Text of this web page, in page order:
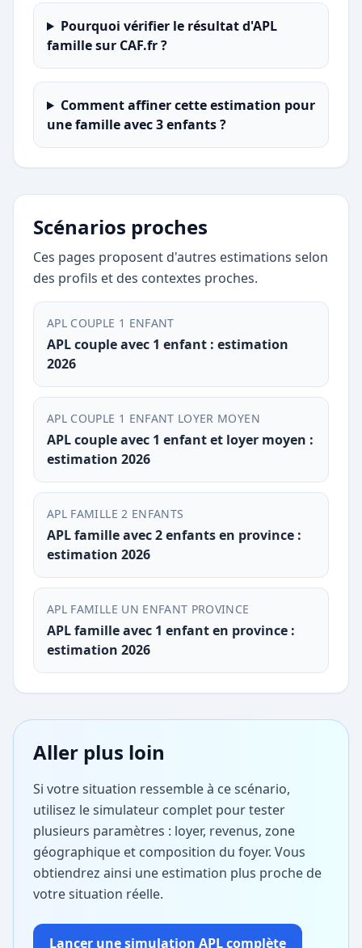
Pourquoi vérifier le résultat d'APL
famille sur CAF.fr ?
Comment affiner cette estimation pour
une famille avec 3 enfants ?
Scénarios proches
Ces pages proposent d'autres estimations selon
des profils et des contextes proches.
APL COUPLE 1 ENFANT
APL couple avec 1 enfant : estimation
2026
APL COUPLE 1 ENFANT LOYER MOYEN
APL couple avec 1 enfant et loyer moyen :
estimation 2026
APL FAMILLE 2 ENFANTS
APL famille avec 2 enfants en province :
estimation 2026
APL FAMILLE UN ENFANT PROVINCE
APL famille avec 1 enfant en province :
estimation 2026
Aller plus loin
Si votre situation ressemble à ce scénario,
utilisez le simulateur complet pour tester
plusieurs paramètres : loyer, revenus, zone
géographique et composition du foyer. Vous
obtiendrez ainsi une estimation plus proche de
votre situation réelle.
Lancer une simulation APL complète